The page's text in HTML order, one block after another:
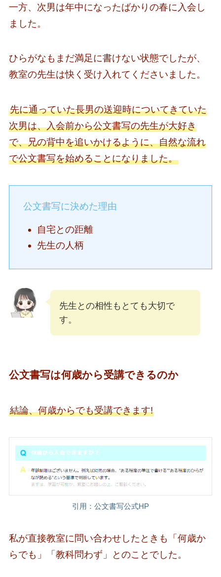
一方、次男は年中になったばかりの春に入会し
ました。
ひらがなもまだ満足に書けない状態でしたが、
教室の先生は快く受け入れてくださいました。
先に通っていた長男の送迎時についてきていた
次男は、入会前から公文書写の先生が大好き
で、兄の背中を追いかけるように、自然な流れ
で公文書写を始めることになりました。
公文書写に決めた理由
自宅との距離
先生の人柄
先生との相性もとても大切で
す。
公文書写は何歳から受講できるのか
結論、何歳からでも受講できます!
引用：公文書写公式HP
私が直接教室に問い合わせしたときも「何歳か
らでも」「教科問わず」とのことでした。